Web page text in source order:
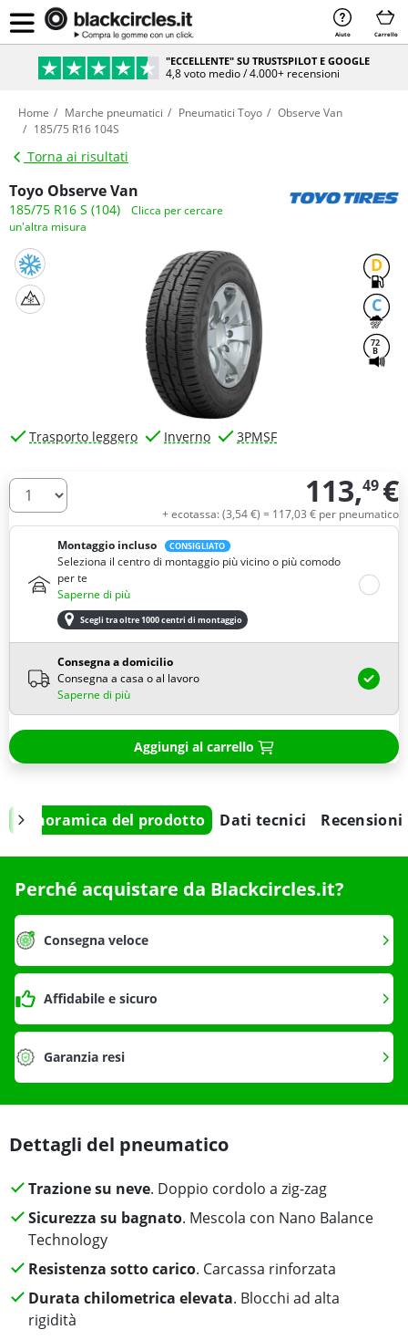
Aiuto Carrello
"ECCELLENTE" SU TRUSTSPILOT E GOOGLE
4,8 voto medio / 4.000+ recensioni
Home Marche pneumatici Pneumatici Toyo
Observe Van
185/75 R16 104S
Torna ai risultati
Toyo Observe Van
185/75 R16 S (104)
Clicca per cercare
un'altra misura
D
C
72
B
Trasporto leggero Inverno 3PMSF
Quantità 113,49 €
+ ecotassa: (3,54€) = 117,03 € per pneumatico
Montaggio incluso
CONSIGLIATO
Seleziona il centro di montaggio più vicino o più comodo
per te
Saperne di più
Scegli tra oltre 1000 centri di montaggio
Consegna a domicilio
Consegna a casa o al lavoro
Saperne di più
Aggiungi al carrello
Panoramica del prodotto Dati tecnici Recensioni
Perché acquistare da Blackcircles.it?
Consegna veloce
Affidabile e sicuro
Garanzia resi
Dettagli del pneumatico
Trazione su neve. Doppio cordolo a zig-zag
Sicurezza su bagnato. Mescola con Nano Balance
Technology
Resistenza sotto carico. Carcassa rinforzata
Durata chilometrica elevata. Blocchi ad alta
rigidità